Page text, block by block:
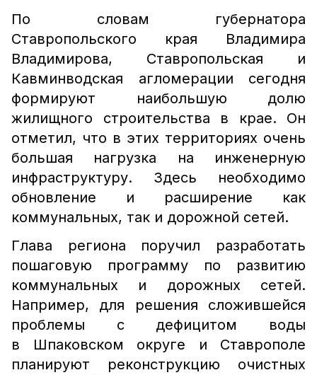
По словам губернатора
Ставропольского края Владимира
Владимирова, Ставропольская и
Кавминводская агломерации сегодня
формируют наибольшую долю
жилищного строительства в крае. Он
отметил, что в этих территориях очень
большая нагрузка на инженерную
инфраструктуру. Здесь необходимо
обновление и расширение как
коммунальных, так и дорожной сетей.
Глава региона поручил разработать
пошаговую программу по развитию
коммунальных и дорожных сетей.
Например, для решения сложившейся
проблемы с дефицитом воды
в Шпаковском округе и Ставрополе
планируют реконструкцию очистных